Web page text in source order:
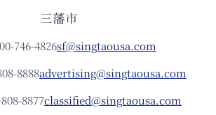
三藩市
746-4826sf@singtaousa.com
8888advertising@singtaousa.com
8877classified@singtaousa.com